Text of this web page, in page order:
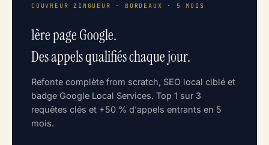
COUVREUR ZINGUEUR · BORDEAUX · 5 MOIS
1ère page Google.
Des appels qualifiés chaque jour.
Refonte complète from scratch, SEO local ciblé et
badge Google Local Services. Top 1 sur 3
requêtes clés et +50 % d'appels entrants en 5
mois.